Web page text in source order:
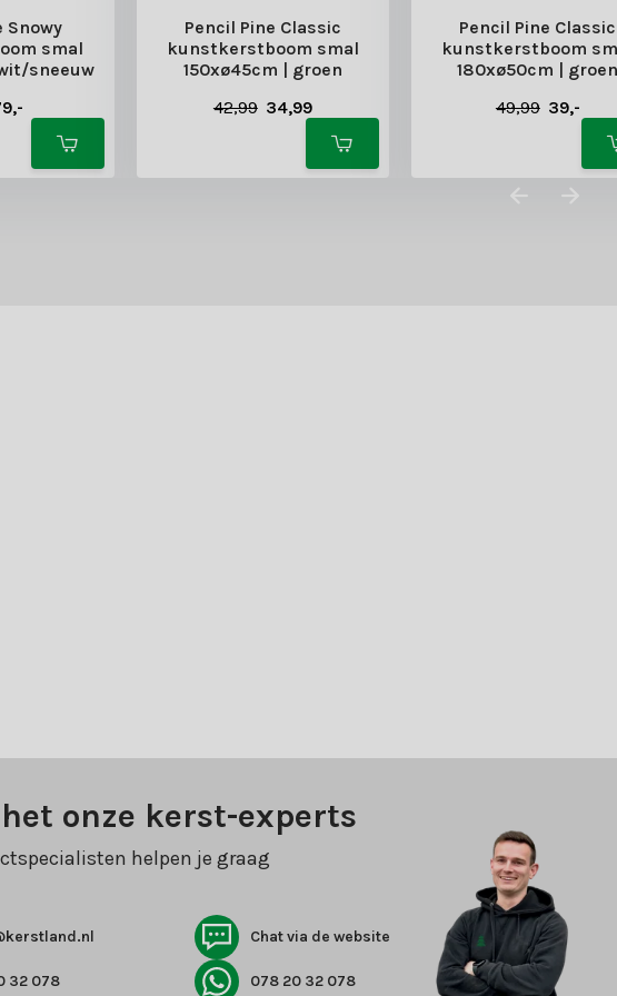
Snowy
smal
sneeuw
Pencil Pine Classic
kunstkerstboom smal
150xø45cm | groen
42,99 34,99
Pencil Pine Classic
kunstkerstboom
180xø50cm |
49,99 39,-
onze kerst-experts
helpen je graag
Chat via de website
32 078 078 20 32 078